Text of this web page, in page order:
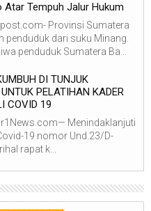
Atar Tempuh Jalur Hukum
Provinsi Sumatera
penduduk dari suku Minang.
penduduk Sumatera Ba...
DI TUNJUK
PELATIHAN KADER
COVID 19
Menindaklanjuti
19 nomor Und.23/D-
rapat k...